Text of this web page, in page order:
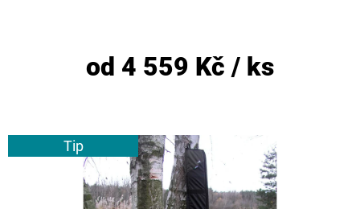
od 4 559 Kč / ks
Tip
J